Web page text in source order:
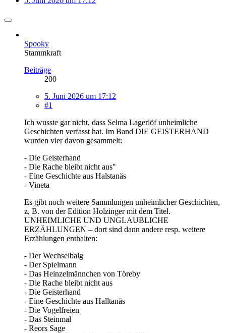
Spooky
Stammkraft
Beiträge
200
5. Juni 2026 um 17:12
#1
Ich wusste gar nicht, dass Selma Lagerlöf unheimliche
Geschichten verfasst hat. Im Band DIE GEISTERHAND
wurden vier davon gesammelt:
- Die Geisterhand
- Die Rache bleibt nicht aus"
- Eine Geschichte aus Halstanäs
- Vineta
Es gibt noch weitere Sammlungen unheimlicher Geschichten,
z, B. von der Edition Holzinger mit dem Titel.
UNHEIMLICHE UND UNGLAUBLICHE
ERZÄHLUNGEN – dort sind dann andere resp. weitere
Erzählungen enthalten:
- Der Wechselbalg
- Der Spielmann
- Das Heinzelmännchen von Töreby
- Die Rache bleibt nicht aus
- Die Geisterhand
- Eine Geschichte aus Halltanäs
- Die Vogelfreien
- Das Steinmal
- Reors Sage